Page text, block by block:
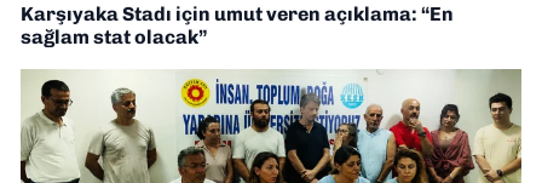
Karşıyaka Stadı için umut veren açıklama: “En
sağlam stat olacak”